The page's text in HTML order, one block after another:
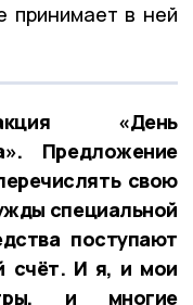
принимает в ней
«День
Предложение
свою
специальной
поступают
счёт. И я, и мои
и многие